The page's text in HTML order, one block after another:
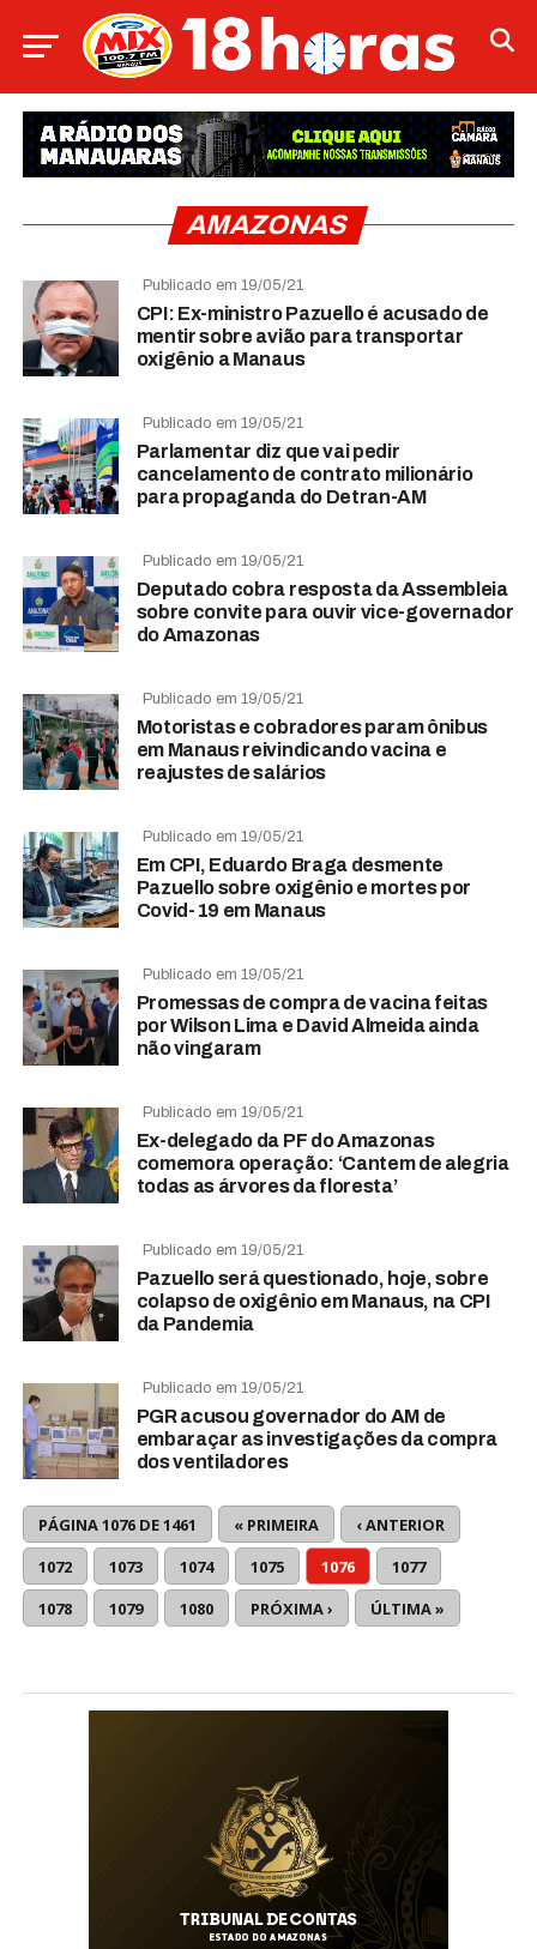
AMAZONAS
Publicado em 19/05/21
CPI: Ex-ministro Pazuello é acusado de
mentir sobre avião para transportar
oxigênio a Manaus
Publicado em 19/05/21
Parlamentar diz que vai pedir
cancelamento de contrato milionário
para propaganda do Detran-AM
Publicado em 19/05/21
Deputado cobra resposta da Assembleia
sobre convite para ouvir vice-governador
do Amazonas
Publicado em 19/05/21
Motoristas e cobradores param ônibus
em Manaus reivindicando vacina e
reajustes de salários
Publicado em 19/05/21
Em CPI, Eduardo Braga desmente
Pazuello sobre oxigênio e mortes por
Covid-19 em Manaus
Publicado em 19/05/21
Promessas de compra de vacina feitas
por Wilson Lima e David Almeida ainda
não vingaram
Publicado em 19/05/21
Ex-delegado da PF do Amazonas
comemora operação: ‘Cantem de alegria
todas as árvores da floresta’
Publicado em 19/05/21
Pazuello será questionado, hoje, sobre
colapso de oxigênio em Manaus, na CPI
da Pandemia
Publicado em 19/05/21
PGR acusou governador do AM de
embaraçar as investigações da compra
dos ventiladores
PÁGINA 1076 DE 1461 « PRIMEIRA
‹ ANTERIOR
1072
1073 1074 1075 1076
1077
1078
1079 1080 PRÓXIMA › ÚLTIMA »